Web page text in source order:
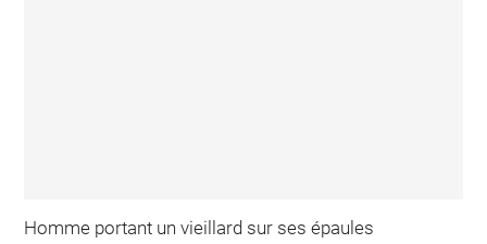
Homme portant un vieillard sur ses épaules